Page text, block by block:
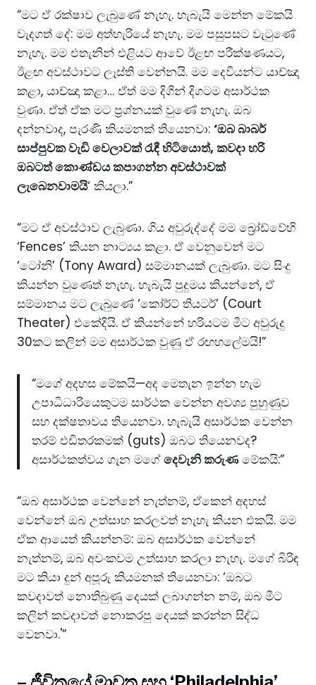
“මට ඒ රක්ෂාව ලැබුණේ නැහැ. හැබැයි මෙන්න මේකයි
වැදගත් දේ: මම අත්හැරියේ නැහැ. මම පසුපසට වැටුණේ
නැහැ. මම එතැනින් එළියට ආවේ ඊළඟ පරීක්ෂණයට,
ඊළඟ අවස්ථාවට ලෑස්ති වෙන්නයි. මම දෙවියන්ට යාච්ඤා
කළා, යාච්ඤා කළා… ඒත් මම දිගින් දිගටම අසාර්ථක
වුණා. ඒත් ඒක මට ප්‍රශ්නයක් වුණේ නැහැ. ඔබ
දන්නවාද, පැරණි කියමනක් තියෙනවා: ‘ඔබ බාබර්
සාප්පුවක වැඩි වෙලාවක් රැඳී හිටියොත්, කවදා හරි
ඔබටත් කොණ්ඩය කපාගන්න අවස්ථාවක්
ලැබෙනවාමයි‘ කියලා.”
“මට ඒ අවස්ථාව ලැබුණා. ගිය අවුරුද්දේ මම බ්‍රෝඩ්වේහි
‘Fences’ කියන නාට්‍යය කළා. ඒ වෙනුවෙන් මට
‘ටෝනි’ (Tony Award) සම්මානයක් ලැබුණා. මට සිංදු
කියන්න වුණෙත් නැහැ. හැබැයි පුදුමය කියන්නේ, ඒ
සම්මානය මට ලැබුණේ ‘කෝර්ට් තියටර්’ (Court
Theater) එකේදියි. ඒ කියන්නේ හරියටම මීට අවුරුදු
30කට කලින් මම අසාර්ථක වුණු ඒ රඟහලේමයි!”
“මගේ අදහස මේකයි—අද මෙතැන ඉන්න හැම
උපාධිධාරියෙකුටම සාර්ථක වෙන්න අවශ්‍ය පුහුණුව
සහ දක්ෂතාවය තියෙනවා. හැබැයි අසාර්ථක වෙන්න
තරම් එඩිතරකමක් (guts) ඔබට තියෙනවද?
අසාර්ථකත්වය ගැන මගේදෙවැනි කරුණ මේකයි:”
“ඔබ අසාර්ථක වෙන්නේ නැත්නම්, ඒකෙන් අදහස්
වෙන්නේ ඔබ උත්සාහ කරලවත් නැහැ කියන එකයි. මම
ඒක ආයෙත් කියන්නම්: ඔබ අසාර්ථක වෙන්නේ
නැත්නම්, ඔබ අවංකවම උත්සාහ කරලා නැහැ. මගේ බිරිඳ
මට කියා දුන් අපූරු කියමනක් තියෙනවා: ‘ඔබට
කවදාවත් නොතිබුණු දෙයක් ලබාගන්න නම්, ඔබ මීට
කලින් කවදාවත් නොකරපු දෙයක් කරන්න සිද්ධ
වෙනවා.'”